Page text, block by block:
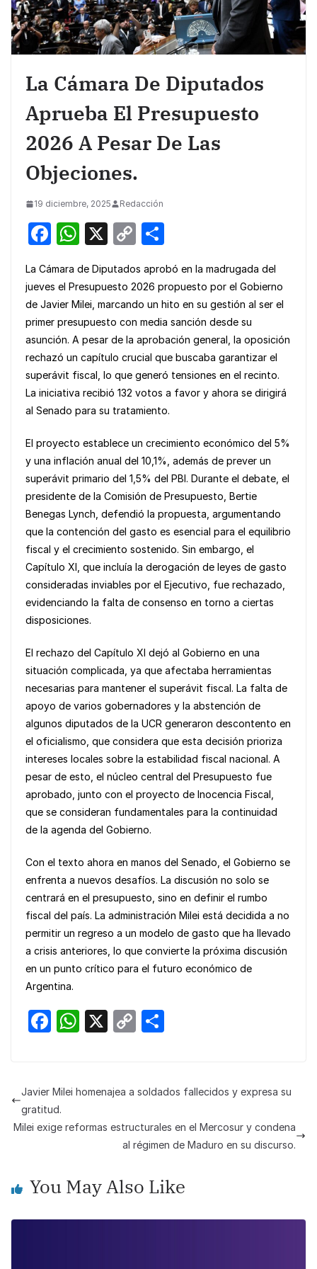
La Cámara De Diputados
Aprueba El Presupuesto
2026 A Pesar De Las
Objeciones.
19 diciembre, 2025 Redacción
F
c
e
b
o
o
k
W
at
s
A
p
p
X
C
p
y
Li
n
k
ar
e
La Cámara de Diputados aprobó en la madrugada del
jueves el Presupuesto 2026 propuesto por el Gobierno
de Javier Milei, marcando un hito en su gestión al ser el
primer presupuesto con media sanción desde su
asunción. A pesar de la aprobación general, la oposición
rechazó un capítulo crucial que buscaba garantizar el
superávit fiscal, lo que generó tensiones en el recinto.
La iniciativa recibió 132 votos a favor y ahora se dirigirá
al Senado para su tratamiento.
El proyecto establece un crecimiento económico del 5%
y una inflación anual del 10,1%, además de prever un
superávit primario del 1,5% del PBI. Durante el debate, el
presidente de la Comisión de Presupuesto, Bertie
Benegas Lynch, defendió la propuesta, argumentando
que la contención del gasto es esencial para el equilibrio
fiscal y el crecimiento sostenido. Sin embargo, el
Capítulo XI, que incluía la derogación de leyes de gasto
consideradas inviables por el Ejecutivo, fue rechazado,
evidenciando la falta de consenso en torno a ciertas
disposiciones.
El rechazo del Capítulo XI dejó al Gobierno en una
situación complicada, ya que afectaba herramientas
necesarias para mantener el superávit fiscal. La falta de
apoyo de varios gobernadores y la abstención de
algunos diputados de la UCR generaron descontento en
el oficialismo, que considera que esta decisión prioriza
intereses locales sobre la estabilidad fiscal nacional. A
pesar de esto, el núcleo central del Presupuesto fue
aprobado, junto con el proyecto de Inocencia Fiscal,
que se consideran fundamentales para la continuidad
de la agenda del Gobierno.
Con el texto ahora en manos del Senado, el Gobierno se
enfrenta a nuevos desafíos. La discusión no solo se
centrará en el presupuesto, sino en definir el rumbo
fiscal del país. La administración Milei está decidida a no
permitir un regreso a un modelo de gasto que ha llevado
a crisis anteriores, lo que convierte la próxima discusión
en un punto crítico para el futuro económico de
Argentina.
F
e
b
o
k
W
s
p
X
C
y
n
k
e
Javier Milei homenajea a soldados fallecidos y expresa su
gratitud.
Milei exige reformas estructurales en el Mercosur y condena
al régimen de Maduro en su discurso.
You May Also Like